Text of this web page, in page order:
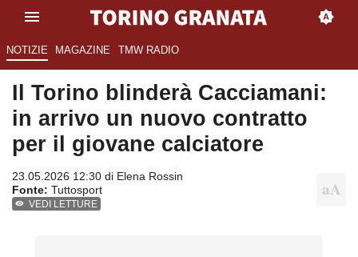
NOTIZIE MAGAZINE TMW RADIO
Il Torino blinderà Cacciamani:
in arrivo un nuovo contratto
per il giovane calciatore
23.05.2026 12:30 di Elena Rossin
Fonte: Tuttosport
VEDI LETTURE